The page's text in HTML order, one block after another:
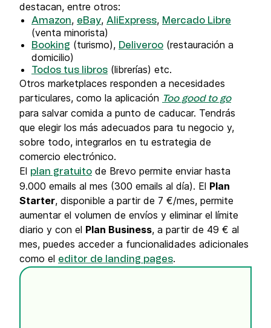
destacan, entre otros:
Amazon, eBay, AliExpress, Mercado Libre
(venta minorista)
Booking (turismo), Deliveroo (restauración a
domicilio)
Todos tus libros (librerías) etc.
Otros marketplaces responden a necesidades
particulares, como la aplicación Too good to go
para salvar comida a punto de caducar. Tendrás
que elegir los más adecuados para tu negocio y,
sobre todo, integrarlos en tu estrategia de
comercio electrónico.
El plan gratuito de Brevo permite enviar hasta
9.000 emails al mes (300 emails al día). El Plan
Starter, disponible a partir de 7 €/mes, permite
aumentar el volumen de envíos y eliminar el límite
diario y con el Plan Business, a partir de 49 € al
mes, puedes acceder a funcionalidades adicionales
como el editor de landing pages.